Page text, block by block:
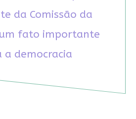
da Comissão da
fato importante
a democracia